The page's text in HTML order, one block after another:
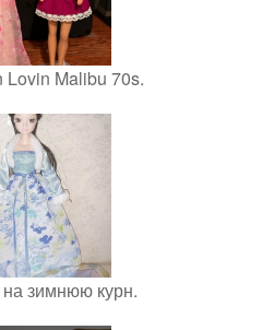
Lovin Malibu 70s.
зимнюю курн.